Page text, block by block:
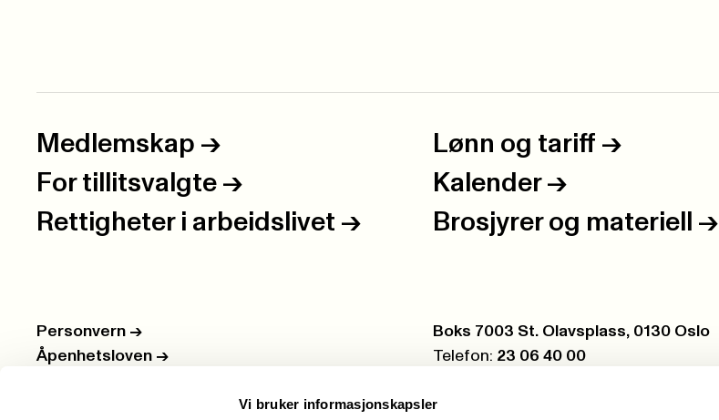
Vi bruker informasjonskapsler
Medlemskap -> Lønn og tariff ->
For tillitsvalgte -> Kalender ->
Rettigheter i arbeidslivet -> Brosjyrer og materiell ->
Personvern ->
Åpenhetsloven ->
Postboks:
Boks 7003 St. Olavsplass, 0130 Oslo
Telefon: 23 06 40 00